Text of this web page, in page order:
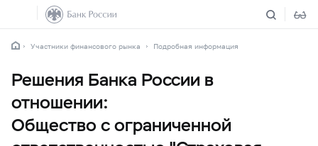
Участники финансового рынка Подробная информация
Решения Банка России в
отношении:
Общество с ограниченной